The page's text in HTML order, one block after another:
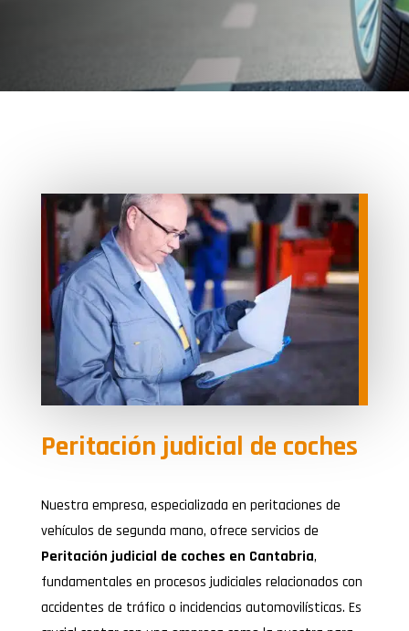
Peritación judicial de coches
Nuestra empresa, especializada en peritaciones de
vehículos de segunda mano, ofrece servicios de
Peritación judicial de coches en Cantabria,
fundamentales en procesos judiciales relacionados con
accidentes de tráfico o incidencias automovilísticas. Es